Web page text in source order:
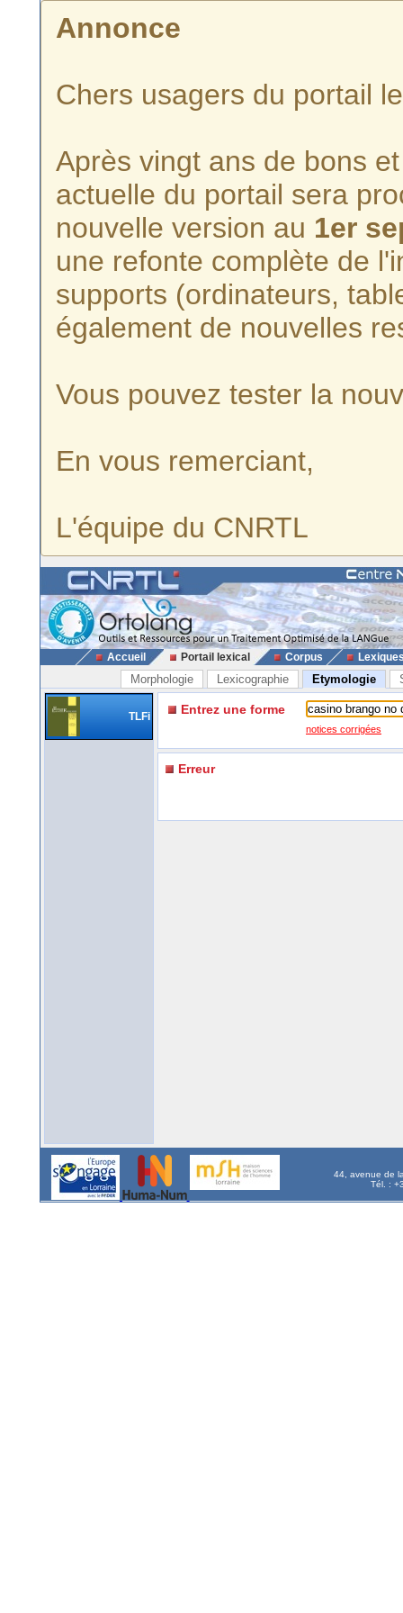
Annonce
Chers usagers du portail
Après vingt ans de bons
actuelle du portail sera
nouvelle version au 1er
une refonte complète de
supports (ordinateurs,
également de nouvelles
Vous pouvez tester la
En vous remerciant,
L'équipe du CNRTL
Accueil Portail lexical Corpus
Morphologie Lexicographie Etymologie
TLFi Entrez une forme
notices corrigées
Erreur
44, avenue de
Tél. :